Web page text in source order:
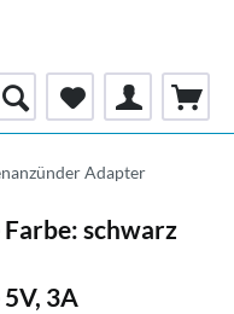
Adapter
Farbe: schwarz
3A